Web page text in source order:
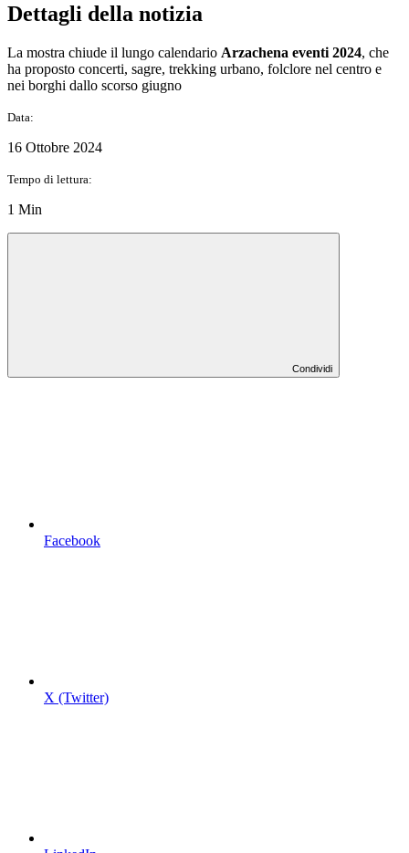
Dettagli della notizia
La mostra chiude il lungo calendario Arzachena eventi 2024, che
ha proposto concerti, sagre, trekking urbano, folclore nel centro e
nei borghi dallo scorso giugno
Data:
16 Ottobre 2024
Tempo di lettura:
1 Min
Condividi
Facebook
X (Twitter)